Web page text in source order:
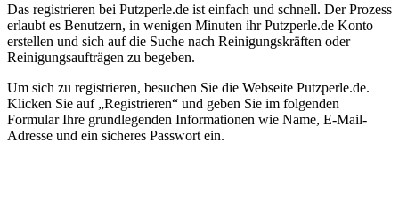
Das registrieren bei Putzperle.de ist einfach und schnell. Der Prozess
erlaubt es Benutzern, in wenigen Minuten ihr Putzperle.de Konto
erstellen und sich auf die Suche nach Reinigungskräften oder
Reinigungsaufträgen zu begeben.
Um sich zu registrieren, besuchen Sie die Webseite Putzperle.de.
Klicken Sie auf „Registrieren“ und geben Sie im folgenden
Formular Ihre grundlegenden Informationen wie Name, E-Mail-
Adresse und ein sicheres Passwort ein.